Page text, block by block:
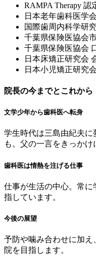
RAMPA Therapy 認
⽇本⽼年⻭科医学
国際⻭周内科学研
千葉県保険医協会
千葉県保険医協会
⽇本床矯正研究会
⽇本⼩児矯正研究
院長の今までとこれから
文学少年から歯科医へ転身
学生時代は三島由紀夫に
も。父の一言をきっかけ
歯科医は情熱を注げる仕事
仕事が生活の中心。常に
指しています。
今後の展望
予防や噛み合わせに加
院を目指します。